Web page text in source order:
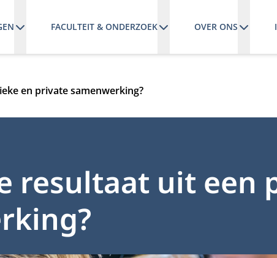
FACULTEIT & ONDERZOEK OVER ONS
en private samenwerking?
resultaat uit een